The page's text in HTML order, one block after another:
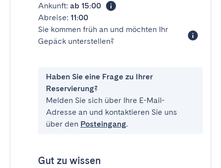
Ankunft: ab 15:00
Abreise: 11:00
Sie kommen früh an und möchten Ihr
Gepäck unterstellen?
Haben Sie eine Frage zu Ihrer
Reservierung?
Melden Sie sich über Ihre E-Mail-
Adresse an und kontaktieren Sie uns
über den Posteingang.
Gut zu wissen